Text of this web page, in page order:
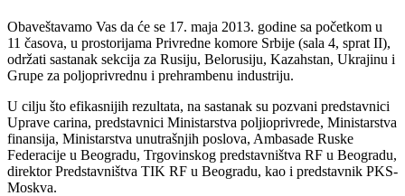
Obaveštavamo Vas da će se 17. maja 2013. godine sa početkom u
11 časova, u prostorijama Privredne komore Srbije (sala 4, sprat II),
održati sastanak sekcija za Rusiju, Belоrusiju, Kazahstan, Ukrajinu i
Grupe za poljoprivrednu i prehrambenu industriju.
U cilju što efikasnijih rеzultata, na sastanak su pozvani predstavnici
Uprave carina, predstavnici Ministarstva poljioprivrede, Ministarstva
finansija, Ministarstva unutrašnjih poslova, Ambasade Ruske
Federacije u Beogradu, Trgovinskog predstavništva RF u Beogradu,
direktor Predstavništva TIK RF u Beogradu, kao i predstavnik PKS-
Moskva.